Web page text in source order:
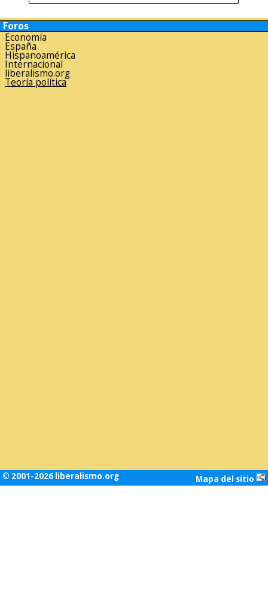
Foros
Economía
España
Hispanoamérica
Internacional
liberalismo.org
Teoría política
© 2001-2026 liberalismo.org Mapa del sitio